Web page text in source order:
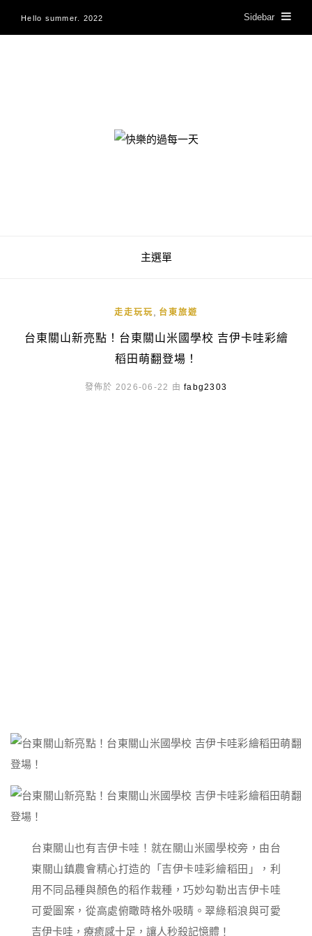
Hello summer. 2022 Sidebar
快樂的過每一天
主選單
走走玩玩 台東旅遊
台東關山新亮點！台東關山米國學校 吉伊卡哇彩繪
稻田萌翻登場！
發佈於 2026-06-22 由fabg2303
台東關山也有吉伊卡哇！就在關山米國學校旁，由台
東關山鎮農會精心打造的「吉伊卡哇彩繪稻田」，利
用不同品種與顏色的稻作栽種，巧妙勾勒出吉伊卡哇
可愛圖案，從高處俯瞰時格外吸睛。翠綠稻浪與可愛
吉伊卡哇，療癒感十足，讓人秒殺記憶體！